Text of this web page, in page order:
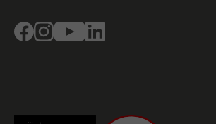
FacebookInstagramYoutube